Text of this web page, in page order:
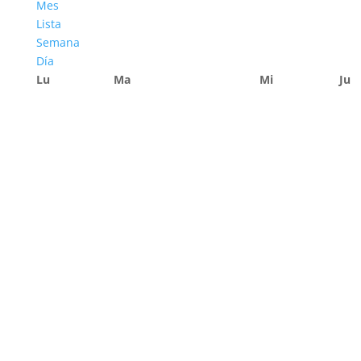
Mes
Lista
Semana
Día
Lu
Ma Mi Ju